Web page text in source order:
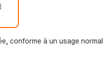
conforme à un usage normal